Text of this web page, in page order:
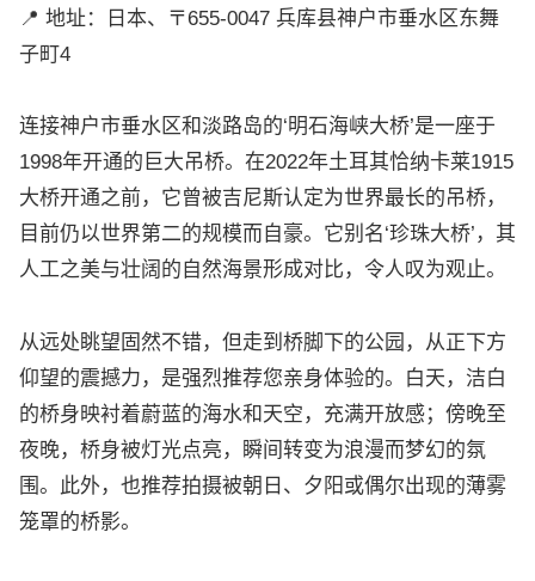
📍 地址：日本、〒655-0047 兵库县神户市垂水区东舞
子町4
连接神户市垂水区和淡路岛的‘明石海峡大桥’是一座于
1998年开通的巨大吊桥。在2022年土耳其恰纳卡莱1915
大桥开通之前，它曾被吉尼斯认定为世界最长的吊桥，
目前仍以世界第二的规模而自豪。它别名‘珍珠大桥’，其
人工之美与壮阔的自然海景形成对比，令人叹为观止。
从远处眺望固然不错，但走到桥脚下的公园，从正下方
仰望的震撼力，是强烈推荐您亲身体验的。白天，洁白
的桥身映衬着蔚蓝的海水和天空，充满开放感；傍晚至
夜晚，桥身被灯光点亮，瞬间转变为浪漫而梦幻的氛
围。此外，也推荐拍摄被朝日、夕阳或偶尔出现的薄雾
笼罩的桥影。